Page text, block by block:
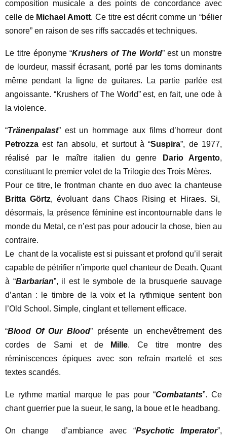
composition musicale a des points de concordance avec
celle de Michael Amott. Ce titre est décrit comme un “bélier
sonore” en raison de ses riffs saccadés et techniques.
Le titre éponyme “Krushers of The World” est un monstre
de lourdeur, massif écrasant, porté par les toms dominants
même pendant la ligne de guitares. La partie parlée est
angoissante. “Krushers of The World” est, en fait, une ode à
la violence.
“Tränenpalast” est un hommage aux films d’horreur dont
Petrozza est fan absolu, et surtout à “Suspira”, de 1977,
réalisé par le maître italien du genre
Dario Argento,
constituant le premier volet de la Trilogie des Trois Mères.
Pour ce titre, le frontman chante en duo avec la chanteuse
Britta Görtz, évoluant dans Chaos Rising et Hiraes. Si,
désormais, la présence féminine est incontournable dans le
monde du Metal, ce n’est pas pour adoucir la chose, bien au
contraire.
Le chant de la vocaliste est si puissant et profond qu’il serait
capable de pétrifier n’importe quel chanteur de Death. Quant
à “Barbarian”, il est le symbole de la brusquerie sauvage
d’antan : le timbre de la voix et la rythmique sentent bon
l’Old School. Simple, cinglant et tellement efficace.
“Blood Of Our Blood” présente un enchevêtrement des
cordes de Sami et de
Mille. Ce titre montre des
réminiscences épiques avec son refrain martelé et ses
textes scandés.
Le rythme martial marque le pas pour “Combatants”. Ce
chant guerrier pue la sueur, le sang, la boue et le headbang.
On change d’ambiance avec “Psychotic Imperator”,